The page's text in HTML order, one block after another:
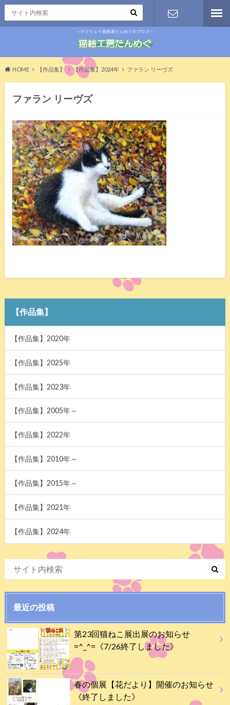
～マイウェイ猫画家たんめぐのブログ～
HOME 【作品集】 【作品集】2024年 ファラン リーヴズ
ファラン リーヴズ
【作品集】
【作品集】2020年
【作品集】2025年
【作品集】2023年
【作品集】2005年～
【作品集】2022年
【作品集】2010年～
【作品集】2015年～
【作品集】2021年
【作品集】2024年
最近の投稿
第23回猫ねこ展出展のお知らせ
=^_^=《7/26終了しました》
春の個展【花だより】開催のお知らせ
《終了しました》